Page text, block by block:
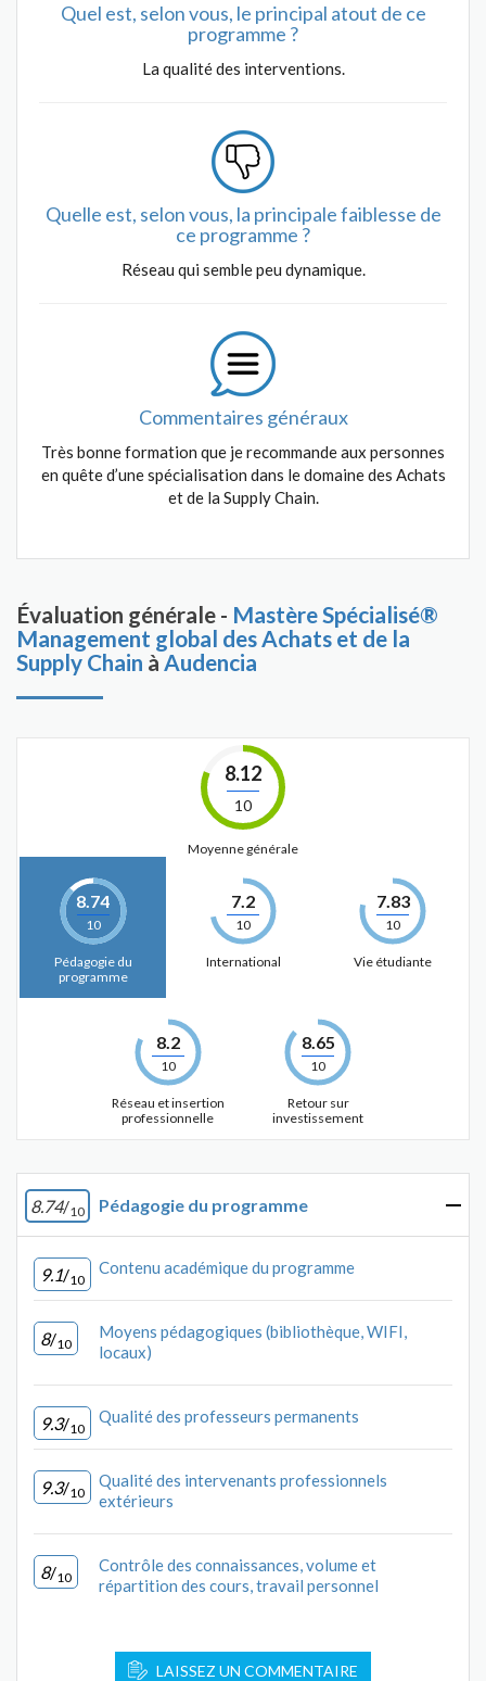
Quel est, selon vous, le principal atout de ce
programme ?
La qualité des interventions.
Quelle est, selon vous, la principale faiblesse de
ce programme ?
Réseau qui semble peu dynamique.
Commentaires généraux
Très bonne formation que je recommande aux personnes
en quête d’une spécialisation dans le domaine des Achats
et de la Supply Chain.
Évaluation générale - Mastère Spécialisé®
Management global des Achats et de la
Supply Chain à Audencia
8.12
10
Moyenne générale
8.74
10
Pédagogie du
programme
7.2
10
International
7.83
10
Vie étudiante
8.2
10
Réseau et insertion
professionnelle
8.65
10
Retour sur
investissement
8.74/10 Pédagogie du programme
9.1/10
Contenu académique du programme
8/10
Moyens pédagogiques (bibliothèque, WIFI,
locaux)
9.3/10
Qualité des professeurs permanents
9.3/10
Qualité des intervenants professionnels
extérieurs
8/10
Contrôle des connaissances, volume et
répartition des cours, travail personnel
LAISSEZ UN COMMENTAIRE